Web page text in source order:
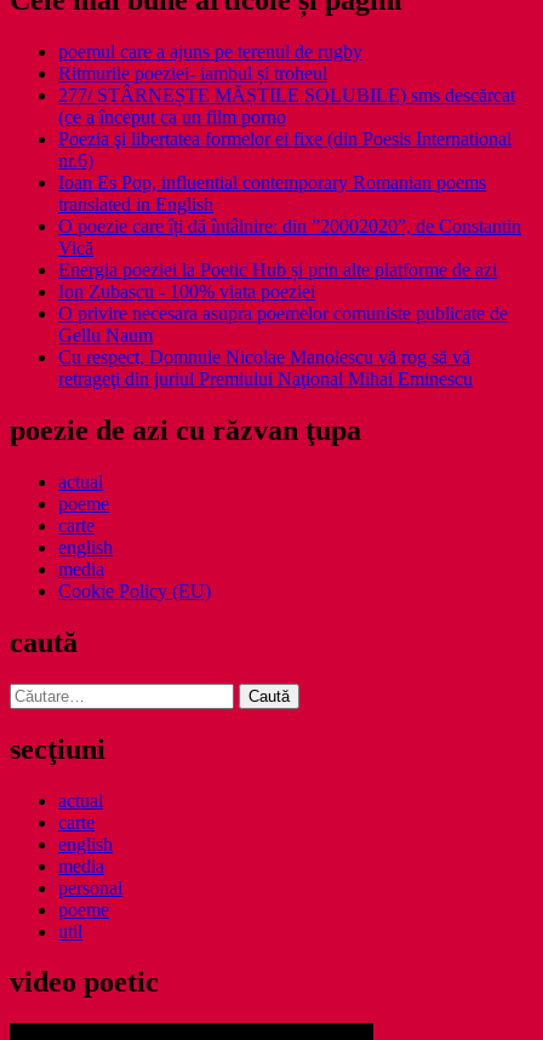
poemul care a ajuns pe terenul de rugby
Ritmurile poeziei- iambul și troheul
277/ STÂRNEȘTE MĂȘTILE SOLUBILE) sms descărcat
(ce a început ca un film porno
Poezia şi libertatea formelor ei fixe (din Poesis International
nr.6)
Ioan Es Pop, influential contemporary Romanian poems
translated in English
O poezie care îți dă întâlnire: din ”20002020”, de Constantin
Vică
Energia poeziei la Poetic Hub și prin alte platforme de azi
Ion Zubascu - 100% viata poeziei
O privire necesara asupra poemelor comuniste publicate de
Gellu Naum
Cu respect, Domnule Nicolae Manolescu vă rog să vă
retrageţi din juriul Premiului Naţional Mihai Eminescu
poezie de azi cu răzvan ţupa
actual
poeme
carte
english
media
Cookie Policy (EU)
caută
Caută
după:
secţiuni
actual
carte
english
media
personal
poeme
util
video poetic